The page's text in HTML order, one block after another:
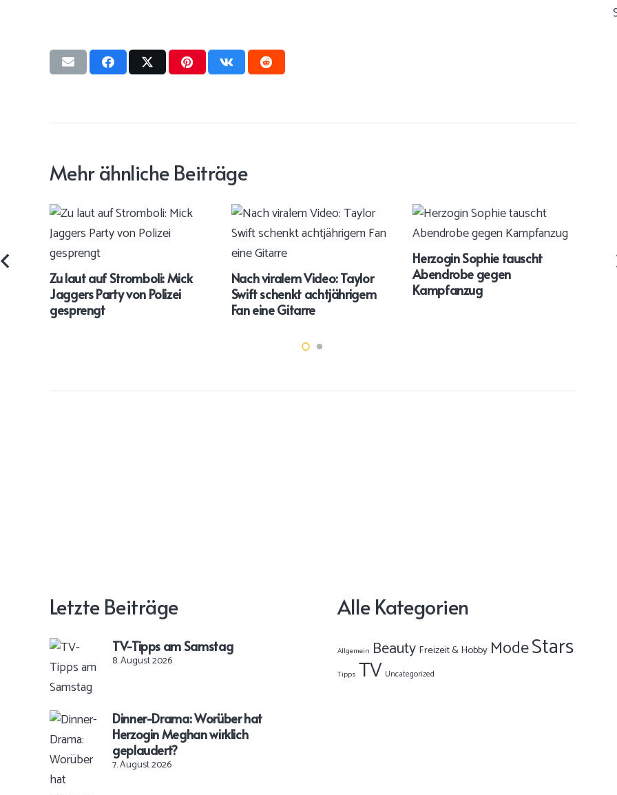
Mehr ähnliche Beiträge
Zu laut auf Stromboli: Mick
Jaggers Party von Polizei
gesprengt
Nach viralem Video: Taylor
Swift schenkt achtjährigem
Fan eine Gitarre
Herzogin Sophie tauscht
Abendrobe gegen
Kampfanzug
Letzte Beiträge
TV-Tipps am Samstag
8. August 2026
Dinner-Drama: Worüber hat
Herzogin Meghan wirklich
geplaudert?
7. August 2026
Alle Kategorien
Allgemein Beauty Freizeit & Hobby ModeStars
Tipps TV Uncategorized